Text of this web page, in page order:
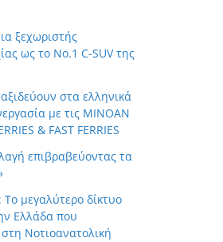
ξεχωριστής
ως το Νο.1 C-SUV της
στα ελληνικά
με τις MINOAN
& FAST FERRIES
επιβραβεύοντας τα
μεγαλύτερο δίκτυο
Ελλάδα που
Νοτιοανατολική